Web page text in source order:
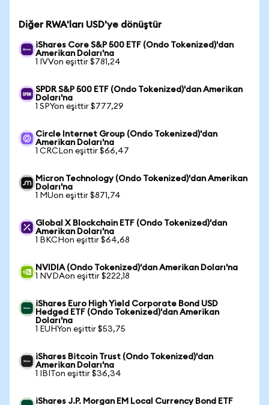
Diğer RWA'ları USD'ye dönüştür
iShares Core S&P 500 ETF (Ondo Tokenized)'dan
Amerikan Doları'na
1 IVVon eşittir $781,24
SPDR S&P 500 ETF (Ondo Tokenized)'dan Amerikan
Doları'na
1 SPYon eşittir $777,29
Circle Internet Group (Ondo Tokenized)'dan
Amerikan Doları'na
1 CRCLon eşittir $66,47
Micron Technology (Ondo Tokenized)'dan Amerikan
Doları'na
1 MUon eşittir $871,74
Global X Blockchain ETF (Ondo Tokenized)'dan
Amerikan Doları'na
1 BKCHon eşittir $64,68
NVIDIA (Ondo Tokenized)'dan Amerikan Doları'na
1 NVDAon eşittir $222,18
iShares Euro High Yield Corporate Bond USD
Hedged ETF (Ondo Tokenized)'dan Amerikan
Doları'na
1 EUHYon eşittir $53,75
iShares Bitcoin Trust (Ondo Tokenized)'dan
Amerikan Doları'na
1 IBITon eşittir $36,34
iShares J.P. Morgan EM Local Currency Bond ETF